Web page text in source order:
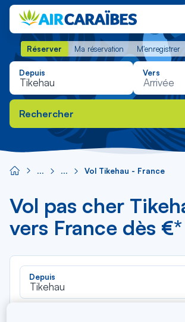
Réserver Ma réservation M'enregistrer
Réserver Ma réservation M'enregistrer
Depuis Vers
Rechercher
Vol Tikehau - France
Vol pas cher
vers France dès €*
Depuis
Tikehau